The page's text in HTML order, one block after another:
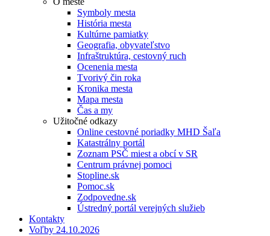
Symboly mesta
História mesta
Kultúrne pamiatky
Geografia, obyvateľstvo
Infraštruktúra, cestovný ruch
Ocenenia mesta
Tvorivý čin roka
Kronika mesta
Mapa mesta
Čas a my
Užitočné odkazy
Online cestovné poriadky MHD Šaľa
Katastrálny portál
Zoznam PSČ miest a obcí v SR
Centrum právnej pomoci
Stopline.sk
Pomoc.sk
Zodpovedne.sk
Ústredný portál verejných služieb
Kontakty
Voľby 24.10.2026